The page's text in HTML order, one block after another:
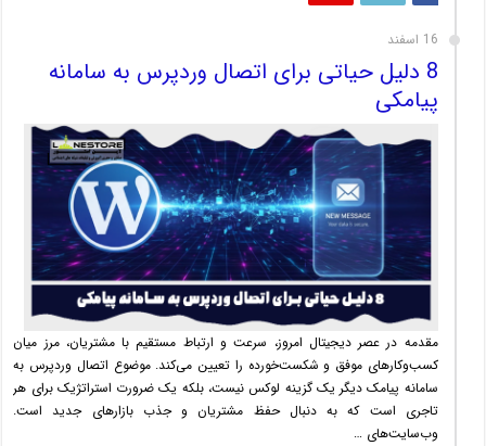
16 اسفند
8 دلیل حیاتی برای اتصال وردپرس به سامانه
پیامکی
مقدمه در عصر دیجیتال امروز، سرعت و ارتباط مستقیم با مشتریان، مرز میان
کسب‌وکارهای موفق و شکست‌خورده را تعیین می‌کند. موضوع اتصال وردپرس به
سامانه پیامک دیگر یک گزینه لوکس نیست، بلکه یک ضرورت استراتژیک برای هر
تاجری است که به دنبال حفظ مشتریان و جذب بازارهای جدید است.
وب‌سایت‌های …